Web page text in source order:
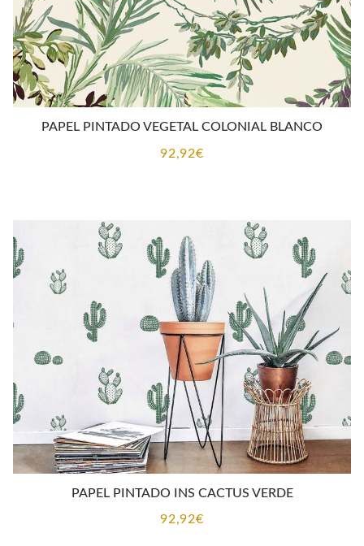
PAPEL PINTADO VEGETAL COLONIAL BLANCO
92,92€
PAPEL PINTADO INS CACTUS VERDE
92,92€